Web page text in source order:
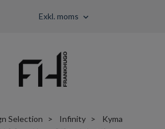
Exkl. moms
Selection Infinity
Kyma